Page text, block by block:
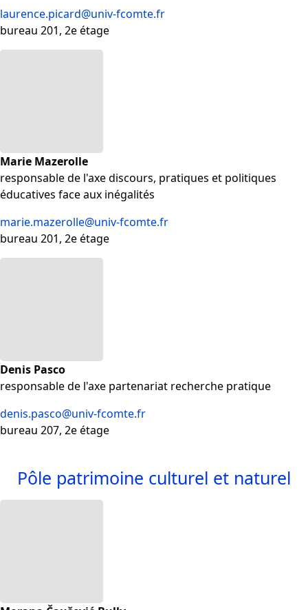
laurence.picard@univ-fcomte.fr
bureau 201, 2e étage
Marie Mazerolle
responsable de l'axe discours, pratiques et politiques
éducatives face aux inégalités
marie.mazerolle@univ-fcomte.fr
bureau 201, 2e étage
Denis Pasco
responsable de l'axe partenariat recherche pratique
denis.pasco@univ-fcomte.fr
bureau 207, 2e étage
Pôle patrimoine culturel et naturel